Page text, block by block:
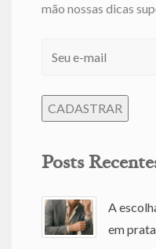
mão nossas dicas
Posts
A
em